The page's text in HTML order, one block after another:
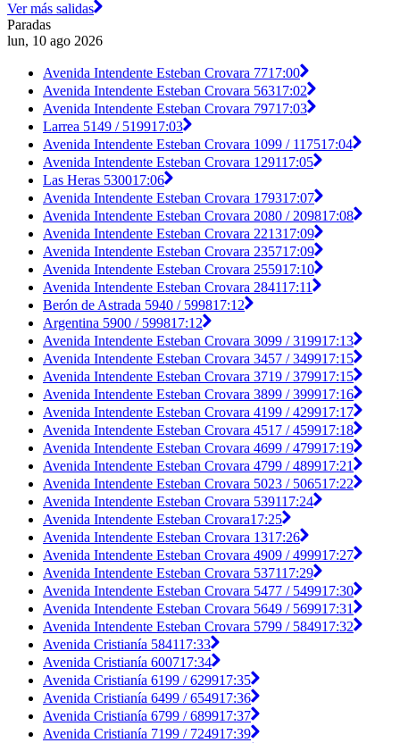
Ver más salidas
Paradas
lun, 10 ago 2026
Avenida Intendente Esteban Crovara 7717:00
Avenida Intendente Esteban Crovara 56317:02
Avenida Intendente Esteban Crovara 79717:03
Larrea 5149 / 519917:03
Avenida Intendente Esteban Crovara 1099 / 117517:04
Avenida Intendente Esteban Crovara 129117:05
Las Heras 530017:06
Avenida Intendente Esteban Crovara 179317:07
Avenida Intendente Esteban Crovara 2080 / 209817:08
Avenida Intendente Esteban Crovara 221317:09
Avenida Intendente Esteban Crovara 235717:09
Avenida Intendente Esteban Crovara 255917:10
Avenida Intendente Esteban Crovara 284117:11
Berón de Astrada 5940 / 599817:12
Argentina 5900 / 599817:12
Avenida Intendente Esteban Crovara 3099 / 319917:13
Avenida Intendente Esteban Crovara 3457 / 349917:15
Avenida Intendente Esteban Crovara 3719 / 379917:15
Avenida Intendente Esteban Crovara 3899 / 399917:16
Avenida Intendente Esteban Crovara 4199 / 429917:17
Avenida Intendente Esteban Crovara 4517 / 459917:18
Avenida Intendente Esteban Crovara 4699 / 479917:19
Avenida Intendente Esteban Crovara 4799 / 489917:21
Avenida Intendente Esteban Crovara 5023 / 506517:22
Avenida Intendente Esteban Crovara 539117:24
Avenida Intendente Esteban Crovara17:25
Avenida Intendente Esteban Crovara 1317:26
Avenida Intendente Esteban Crovara 4909 / 499917:27
Avenida Intendente Esteban Crovara 537117:29
Avenida Intendente Esteban Crovara 5477 / 549917:30
Avenida Intendente Esteban Crovara 5649 / 569917:31
Avenida Intendente Esteban Crovara 5799 / 584917:32
Avenida Cristianía 584117:33
Avenida Cristianía 600717:34
Avenida Cristianía 6199 / 629917:35
Avenida Cristianía 6499 / 654917:36
Avenida Cristianía 6799 / 689917:37
Avenida Cristianía 7199 / 724917:39